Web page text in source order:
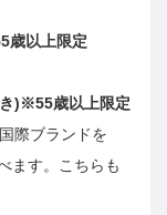
歳以上限定
)※55歳以上限定
際ブランドを
ます。こちらも